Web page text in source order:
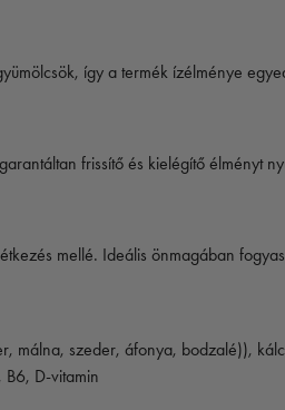
így a termék ízélménye
frissítő és kielégítő élményt
mellé. Ideális önmagában
málna, szeder, áfonya, bodzalé)),
, B6, D-vitamin